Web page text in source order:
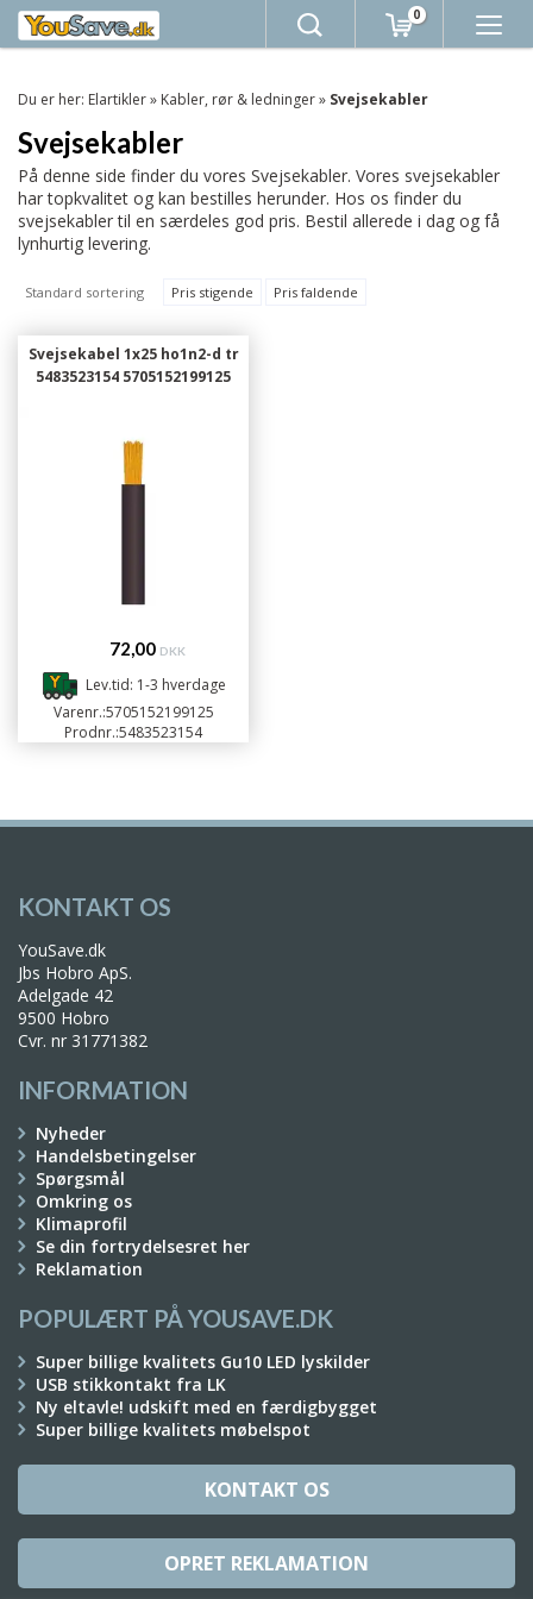
0
Du er her: Elartikler» Kabler, rør & ledninger» Svejsekabler
Svejsekabler
På denne side finder du vores Svejsekabler. Vores svejsekabler
har topkvalitet og kan bestilles herunder. Hos os finder du
svejsekabler til en særdeles god pris. Bestil allerede i dag og få
lynhurtig levering.
Standard sortering Pris stigende Pris faldende
Svejsekabel 1x25 ho1n2-d tr
5483523154 5705152199125
72,00 DKK
Lev.tid: 1-3 hverdage
Varenr.:5705152199125
Prodnr.:5483523154
KONTAKT OS
YouSave.dk
Jbs Hobro ApS.
Adelgade 42
9500 Hobro
Cvr. nr 31771382
INFORMATION
Nyheder
Handelsbetingelser
Spørgsmål
Omkring os
Klimaprofil
Se din fortrydelsesret her
Reklamation
POPULÆRT PÅ YOUSAVE.DK
Super billige kvalitets Gu10 LED lyskilder
USB stikkontakt fra LK
Ny eltavle! udskift med en færdigbygget
Super billige kvalitets møbelspot
KONTAKT OS
OPRET REKLAMATION